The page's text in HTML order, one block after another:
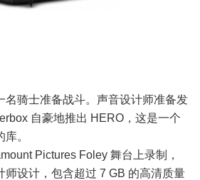
名骑士准备战斗。声音设计师准备发
自豪地推出 HERO，这是一个
。
Pictures Foley 舞台上录制，
师设计，包含超过 7 GB 的高清质量